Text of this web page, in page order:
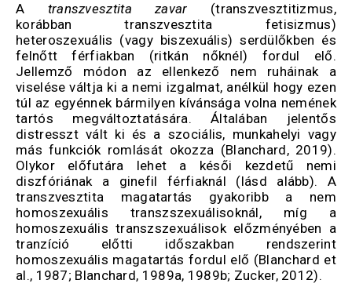
A transzvesztita zavar (transzvesztitizmus,
korábban transzvesztita fetisizmus)
heteroszexuális (vagy biszexuális) serdülőkben és
felnőtt férfiakban (ritkán nőknél) fordul elő.
Jellemző módon az ellenkező nem ruháinak a
viselése váltja ki a nemi izgalmat, anélkül hogy ezen
túl az egyénnek bármilyen kívánsága volna nemének
tartós megváltoztatására. Általában jelentős
distresszt vált ki és a szociális, munkahelyi vagy
más funkciók romlását okozza (Blanchard, 2019).
Olykor előfutára lehet a késői kezdetű nemi
diszfóriának a ginefil férfiaknál (lásd alább). A
transzvesztita magatartás gyakoribb a nem
homoszexuális transzszexuálisoknál, míg a
homoszexuális transzszexuálisok előzményében a
tranzíció előtti időszakban rendszerint
homoszexuális magatartás fordul elő (Blanchard et
al., 1987; Blanchard, 1989a, 1989b; Zucker, 2012).